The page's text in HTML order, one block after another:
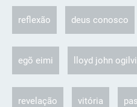
reflexão deus conosco
egõ eimi lloyd john
revelação vitória